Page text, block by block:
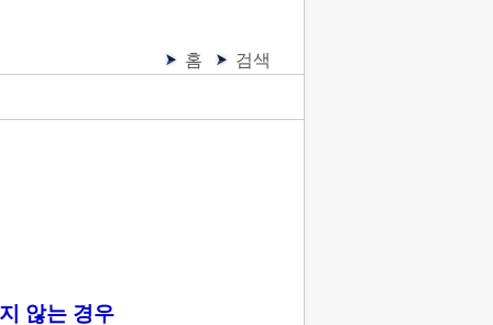
홈 검색
않는 경우